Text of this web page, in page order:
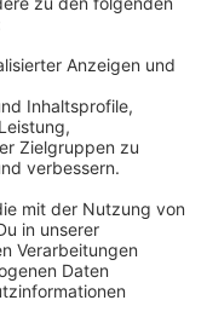
der Kopf qualmt.